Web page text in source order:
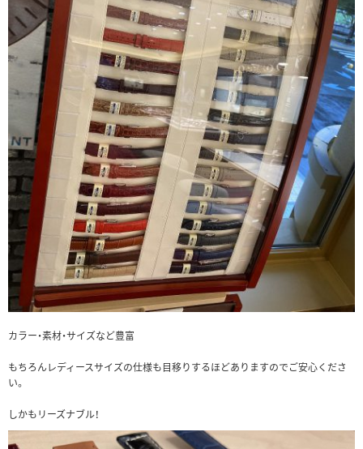
カラー・素材・サイズなど豊富
もちろんレディースサイズの仕様も目移りするほどありますのでご安心くださ
い。
しかもリーズナブル！